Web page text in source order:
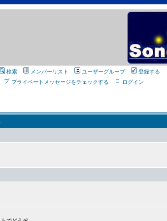
検索 メンバーリスト ユーザーグループ
登録する
プライベートメッセージをチェックする ログイン